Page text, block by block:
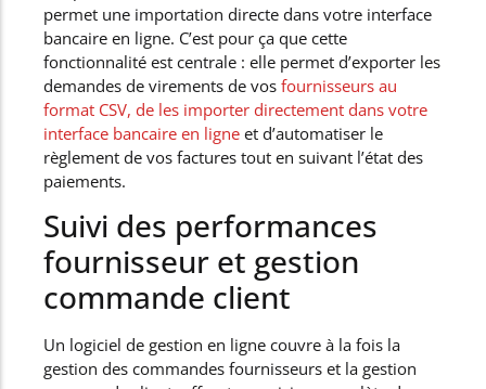
permet une importation directe dans votre interface
bancaire en ligne. C’est pour ça que cette
fonctionnalité est centrale : elle permet d’exporter les
demandes de virements de vos fournisseurs au
format CSV, de les importer directement dans votre
interface bancaire en ligne et d’automatiser le
règlement de vos factures tout en suivant l’état des
paiements.
Suivi des performances
fournisseur et gestion
commande client
Un logiciel de gestion en ligne couvre à la fois la
gestion des commandes fournisseurs et la gestion